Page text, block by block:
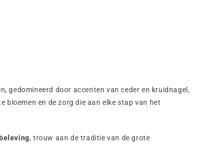
gedomineerd door accenten van ceder en kruidnagel,
en de zorg die aan elke stap van het
, trouw aan de traditie van de grote